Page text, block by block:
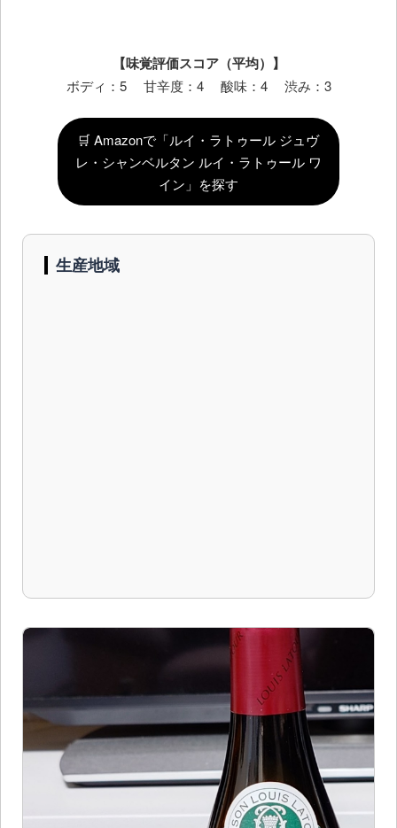
【味覚評価スコア（平均）】
ボディ：5 甘辛度：4 酸味：4 渋み：3
🛒 Amazonで「ルイ・ラトゥール ジュヴ
レ・シャンベルタン ルイ・ラトゥール ワ
イン」を探す
生産地域